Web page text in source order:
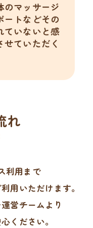
のマッサージ
ートなどその
ていないと感
せていただく
れ
利用まで
用いただけます。
営チームより
ください。